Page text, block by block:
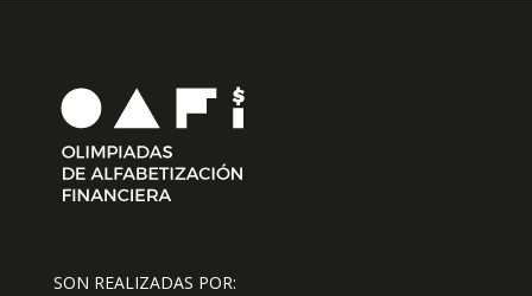
SON REALIZADAS POR: